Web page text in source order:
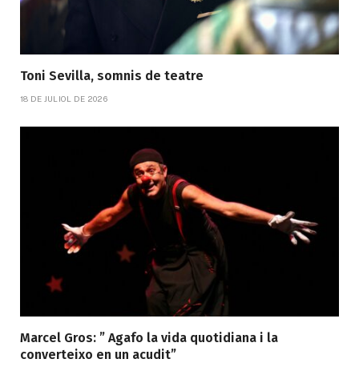
Toni Sevilla, somnis de teatre
18 DE JULIOL DE 2026
Marcel Gros: ” Agafo la vida quotidiana i la
converteixo en un acudit”